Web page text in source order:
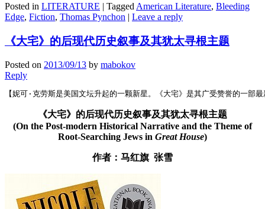
Posted in LITERATURE | Tagged American Literature, Bleeding
Edge, Fiction, Thomas Pynchon | Leave a reply
《大宅》的后现代历史叙事及其犹太寻根主题
Posted on 2013/09/13 by mabokov
Reply
【妮可·克劳斯是美国文坛升起的一颗新星。《大宅》是其广受赞誉的一
《大宅》的后现代历史叙事及其犹太寻根主题
(On the Post-modern Historical Narrative and the Theme of
Root-Searching Jews in Great House)
作者：马红旗 张雪